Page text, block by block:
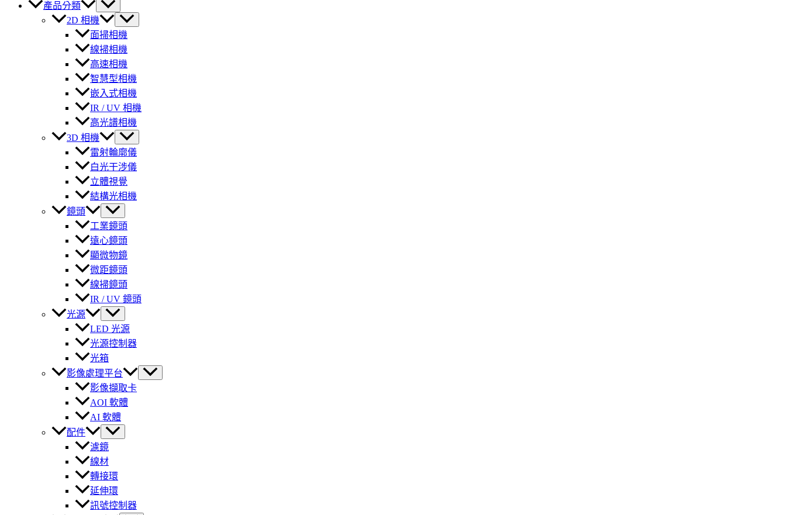
產品分類
2D 相機
面掃相機
線掃相機
高速相機
智慧型相機
嵌入式相機
IR / UV 相機
高光譜相機
3D 相機
雷射輪廓儀
白光干涉儀
立體視覺
結構光相機
鏡頭
工業鏡頭
遠心鏡頭
顯微物鏡
微距鏡頭
線掃鏡頭
IR / UV 鏡頭
光源
LED 光源
光源控制器
光箱
影像處理平台
影像擷取卡
AOI 軟體
AI 軟體
配件
濾鏡
線材
轉接環
延伸環
訊號控制器